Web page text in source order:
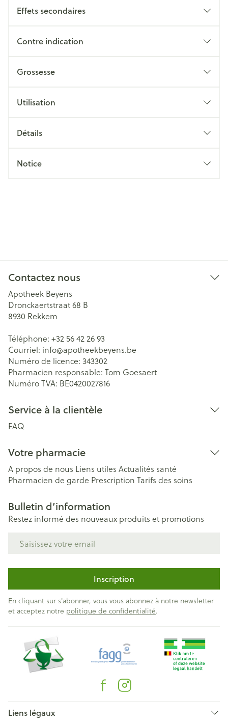
Effets secondaires
Contre indication
Grossesse
Utilisation
Détails
Notice
Contactez nous
Apotheek Beyens
Dronckaertstraat 68 B
8930 Rekkem
Téléphone: +32 56 42 26 93
Courriel: info@apotheekbeyens.be
Numéro de licence: 343302
Pharmacien responsable: Tom Goesaert
Numéro TVA: BE0420027816
Service à la clientèle
FAQ
Votre pharmacie
A propos de nous Liens utiles Actualités santé
Pharmacien de garde Prescription Tarifs des soins
Bulletin d’information
Restez informé des nouveaux produits et promotions
Inscription
En cliquant sur s'abonner, vous vous abonnez à notre newsletter
et acceptez notre politique de confidentialité.
Liens légaux